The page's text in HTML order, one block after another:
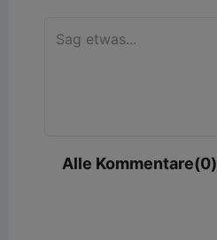
Alle Kommentare(0)